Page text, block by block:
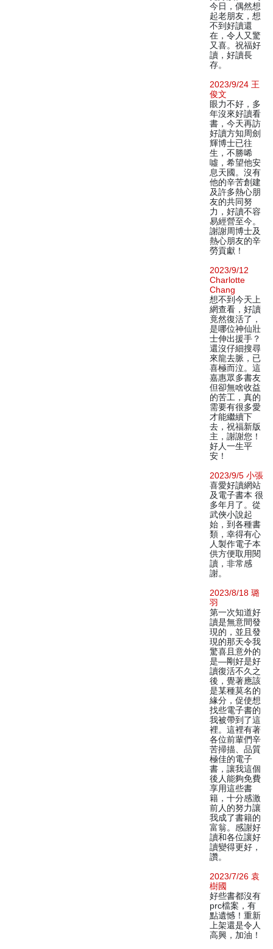
今日，偶然想
起老朋友，想
不到好讀還
在，令人又驚
又喜。祝福好
讀，好讀長
存。
2023/9/24 王
俊文
眼力不好，多
年沒來好讀看
書，今天再訪
好讀方知周劍
輝博士已往
生，不勝唏
噓，希望他安
息天國。沒有
他的辛苦創建
及許多熱心朋
友的共同努
力，好讀不容
易經營至今。
謝謝周博士及
熱心朋友的辛
勞貢獻！
2023/9/12
Charlotte
Chang
想不到今天上
網查看，好讀
竟然復活了，
是哪位神仙壯
士伸出援手？
還沒仔細搜尋
來龍去脈，已
喜極而泣。這
嘉惠眾多書友
但卻無啥收益
的苦工，真的
需要有很多愛
才能繼續下
去，祝福新版
主，謝謝您！
好人一生平
安！
2023/9/5 小張
喜愛好讀網站
及電子書本 很
多年月了。從
武俠小說起
始，到各種書
類，幸得有心
人製作電子本
供方便取用閱
讀，非常感
謝。
2023/8/18 璐
羽
第一次知道好
讀是無意間發
現的，並且發
現的那天令我
驚喜且意外的
是—剛好是好
讀復活不久之
後，覺著應該
是某種莫名的
緣分，促使想
找些電子書的
我被帶到了這
裡。這裡有著
各位前輩們辛
苦掃描、品質
極佳的電子
書，讓我這個
後人能夠免費
享用這些書
籍，十分感激
前人的努力讓
我成了書籍的
富翁。感謝好
讀和各位讓好
讀變得更好，
讚。
2023/7/26 袁
樹國
好些書都沒有
prc檔案，有
點遺憾！重新
上架還是令人
高興，加油！